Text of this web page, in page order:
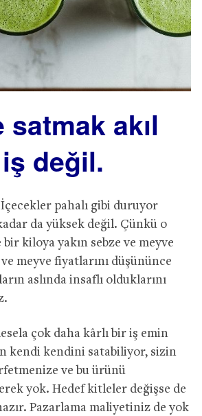
akıl
değil.
pahalı gibi duruyor
da yüksek değil. Çünkü o
kiloya yakın sebze ve meyve
meyve fiyatlarını düşününce
aslında insaflı olduklarını
çok daha kârlı bir iş emin
kendi kendini satabiliyor, sizin
ve bu ürünü
yok. Hedef kitleler değişse de
Pazarlama maliyetiniz de yok